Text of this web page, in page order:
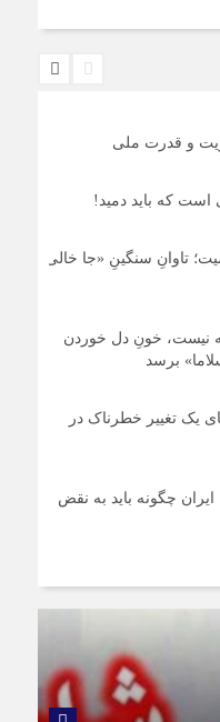
و قدرت ملی
است که باید دمید!
تاوانِ سنگینِ «جا خالی
نیست، خونِ دل خوردن
برسد
یک تغییر خطرناک در
چگونه باید به نقض
پیام‌های جهانی
در قیمت بنزین